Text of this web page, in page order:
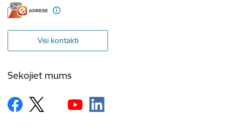
Visi kontakti
Sekojiet mums